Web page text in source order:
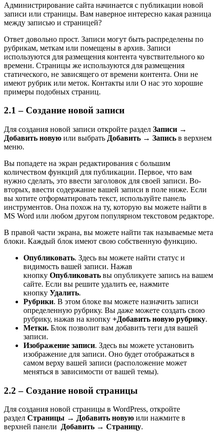
Администрирование сайта начинается с публикации новой
записи или страницы. Вам наверное интересно какая разница
между записью и страницей?
Ответ довольно прост. Записи могут быть распределены по
рубрикам, меткам или помещены в архив. Записи
используются для размещения контента чувствительного ко
времени. Страницы же используются для размещения
статического, не зависящего от времени контента. Они не
имеют рубрик или меток. Контакты или О нас это хорошие
примеры подобных страниц.
2.1 – Создание новой записи
Для создания новой записи откройте раздел Записи →
Добавить новую или выбрать Добавить → Запись в верхнем
меню.
Вы попадете на экран редактирования с большим
количеством функций для публикации. Первое, что вам
нужно сделать, это ввести заголовок для своей записи. Во-
вторых, ввести содержание вашей записи в поле ниже. Если
вы хотите отформатировать текст, используйте панель
инструментов. Она похож на ту, которую вы можете найти в
MS Word или любом другом популярном текстовом редакторе.
В правой части экрана, вы можете найти так называемые мета
блоки. Каждый блок имеют свою собственную функцию.
Опубликовать. Здесь вы можете найти статус и
видимость вашей записи. Нажав
кнопку Опубликовать вы опубликуете запись на вашем
сайте. Если вы решите удалить ее, нажмите
кнопку Удалить.
Рубрики. В этом блоке вы можете назначить записи
определенную рубрику. Вы даже можете создать свою
рубрику, нажав на кнопку +Добавить новую рубрику.
Метки. Блок позволит вам добавить теги для вашей
записи.
Изображение записи. Здесь вы можете установить
изображение для записи. Оно будет отображаться в
самом верху вашей записи (расположение может
меняться в зависимости от вашей темы).
2.2 – Создание новой страницы
Для создания новой страницы в WordPress, откройте
раздел Страницы → Добавить новую или нажмите в
верхней панели Добавить → Страницу.